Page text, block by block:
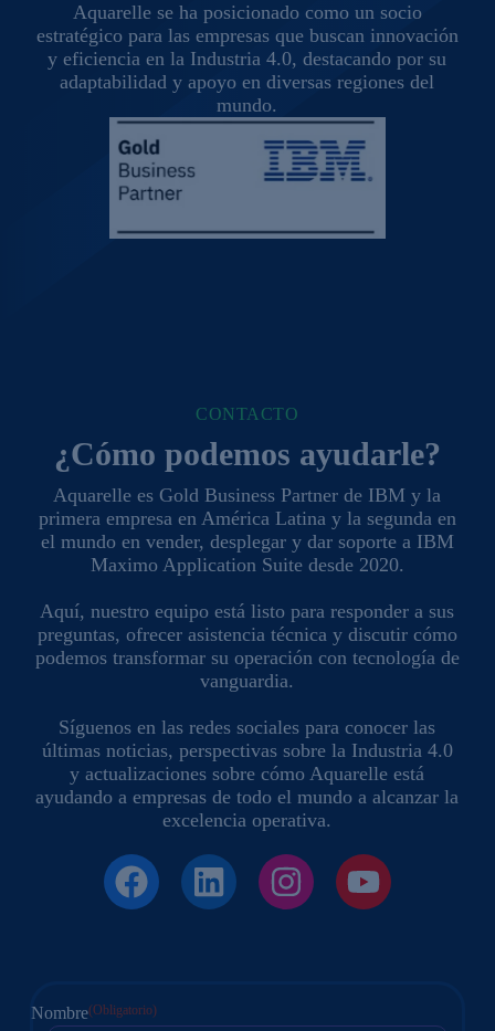
Aquarelle se ha posicionado como un socio
estratégico para las empresas que buscan innovación
y eficiencia en la Industria 4.0, destacando por su
adaptabilidad y apoyo en diversas regiones del
mundo.
CONTACTO
¿Cómo podemos ayudarle?
Aquarelle es Gold Business Partner de IBM y la
primera empresa en América Latina y la segunda en
el mundo en vender, desplegar y dar soporte a IBM
Maximo Application Suite desde 2020.
Aquí, nuestro equipo está listo para responder a sus
preguntas, ofrecer asistencia técnica y discutir cómo
podemos transformar su operación con tecnología de
vanguardia.
Síguenos en las redes sociales para conocer las
últimas noticias, perspectivas sobre la Industria 4.0
y actualizaciones sobre cómo Aquarelle está
ayudando a empresas de todo el mundo a alcanzar la
excelencia operativa.
Nombre(Obligatorio)